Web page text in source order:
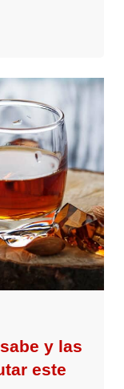
y las
este